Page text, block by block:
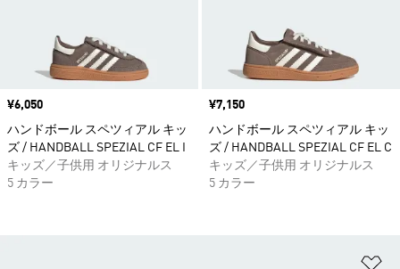
価格
¥6,050
ハンドボール スペツィアル キッ
ズ / HANDBALL SPEZIAL CF EL I
キッズ／子供用 オリジナルス
5 カラー
価格
¥7,150
ハンドボール スペツィアル キッ
ズ / HANDBALL SPEZIAL CF EL C
キッズ／子供用 オリジナルス
5 カラー